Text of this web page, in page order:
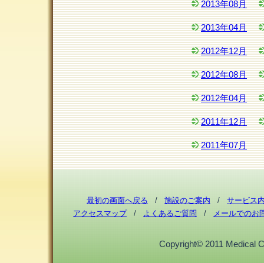
2013年08月
2013年04月
2012年12月
2012年08月
2012年04月
2011年12月
2011年07月
最初の画面へ戻る / 施設のご案内 / サービス
アクセスマップ/ よくあるご質問 / メールでのお
Copyright© 2011 Medical